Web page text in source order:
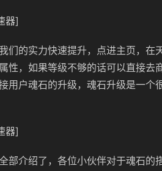
器]
们的实力快速提升，点进主页，在
性，如果等级不够的话可以直接去
用户魂石的升级，魂石升级是一个
器]
部介绍了，各位小伙伴对于魂石的